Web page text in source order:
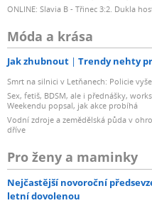
ONLINE: Slavia B - Třinec 3:2. Dukla
Móda a krása
Jak zhubnout Trendy nehty
Smrt na silnici v Letňanech: Policie
Sex, fetiš, BDSM, ale i přednášky,
Weekendu popsal, jak akce probíhá
Vodní zdroje a zemědělská půda v
dříve
Pro ženy a maminky
Nejčastější novoroční
letní dovolenou